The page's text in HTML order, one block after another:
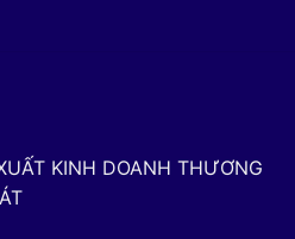
KINH DOANH THƯƠNG